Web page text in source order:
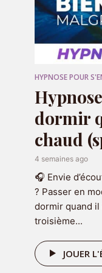
Nom*
E-mail *
Site web
🎁
HYPNOSE POUR
dormir
chaud
4 semaines ago
🎧 Envie
? Passer en
dormir quand il
troisième...
JOUER